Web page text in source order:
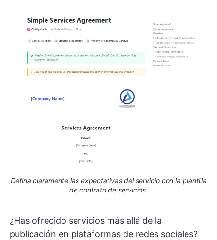
Defina claramente las expectativas del servicio con la plantilla
de contrato de servicios.
¿Has ofrecido servicios más allá de la
publicación en plataformas de redes sociales?